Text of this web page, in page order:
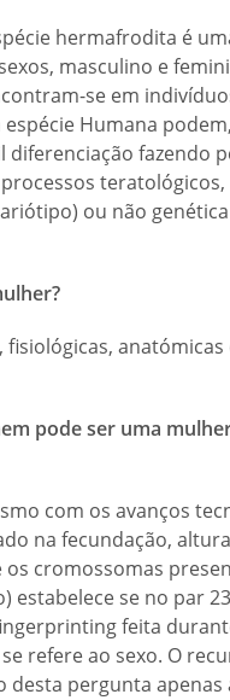
hermafrodita é
masculino e
se em
Humana
fazendo
ou não
pode ser uma
com os avanços
na fecundação,
cromossomas
se no par
feita
refere ao sexo. O
pergunta